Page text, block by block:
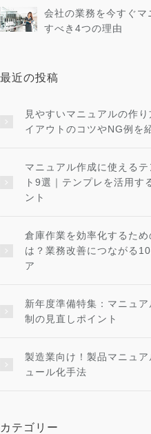
会社の業務を今すぐマ
すべき4つの理由
最近の投稿
見やすいマニュアルの作り
イアウトのコツやNG例を
マニュアル作成に使えるテ
ト9選｜テンプレを活用す
ント
倉庫作業を効率化するため
は？業務改善につながる
ア
新年度準備特集：マニュ
制の見直しポイント
製造業向け！製品マニュア
ュール化手法
カテゴリー